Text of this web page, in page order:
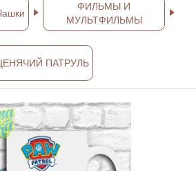
shalena@mayka.dp.ua
ул. Ярослава Мудрого, 68
Посмотреть на карте
по Украине каждый
день
КАК КУПИТЬ
КАК НАС НАЙТИ
ПОЛНАЯ ВЕРСИЯ САЙТА
ФИЛЬМЫ И
МУЛЬТФИЛЬМЫ
ПАТРУЛЬ